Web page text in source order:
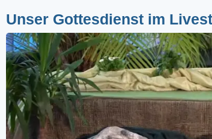
Unser Gottesdienst im